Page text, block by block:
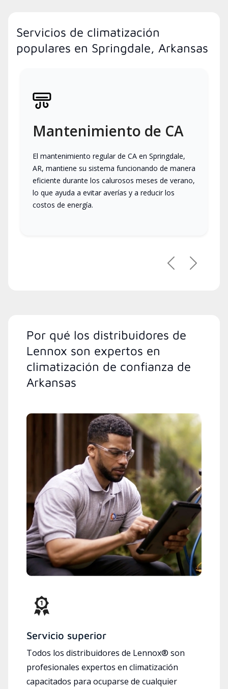
Servicios de climatización
populares en Springdale, Arkansas
Mantenimiento de CA
El mantenimiento regular de CA en Springdale,
AR, mantiene su sistema funcionando de manera
eficiente durante los calurosos meses de verano,
lo que ayuda a evitar averías y a reducir los
costos de energía.
PreviousNext
Por qué los distribuidores de
Lennox son expertos en
climatización de confianza de
Arkansas
Servicio superior
Todos los distribuidores de Lennox® son
profesionales expertos en climatización
capacitados para ocuparse de cualquier